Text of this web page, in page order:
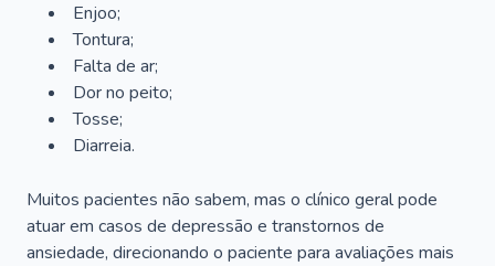
Enjoo;
Tontura;
Falta de ar;
Dor no peito;
Tosse;
Diarreia.
Muitos pacientes não sabem, mas o clínico geral pode
atuar em casos de depressão e transtornos de
ansiedade, direcionando o paciente para avaliações mais